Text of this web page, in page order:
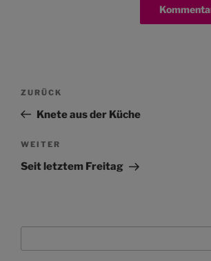
Beitragsnavigation
Vorheriger
Beitrag
ZURÜCK
Knete aus der Küche
Nächster
Beitrag
WEITER
Seit letztem Freitag